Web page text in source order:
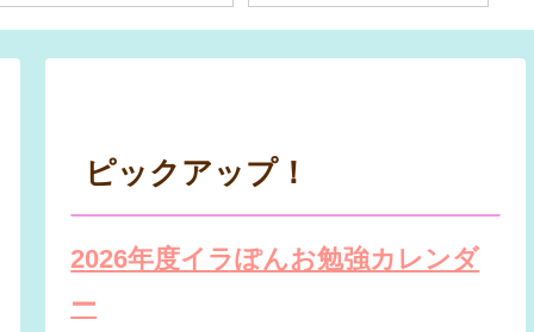
ピックアップ！
2026年度イラぽんお勉強カレンダ
ー